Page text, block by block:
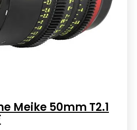
Meike 50mm T2.1